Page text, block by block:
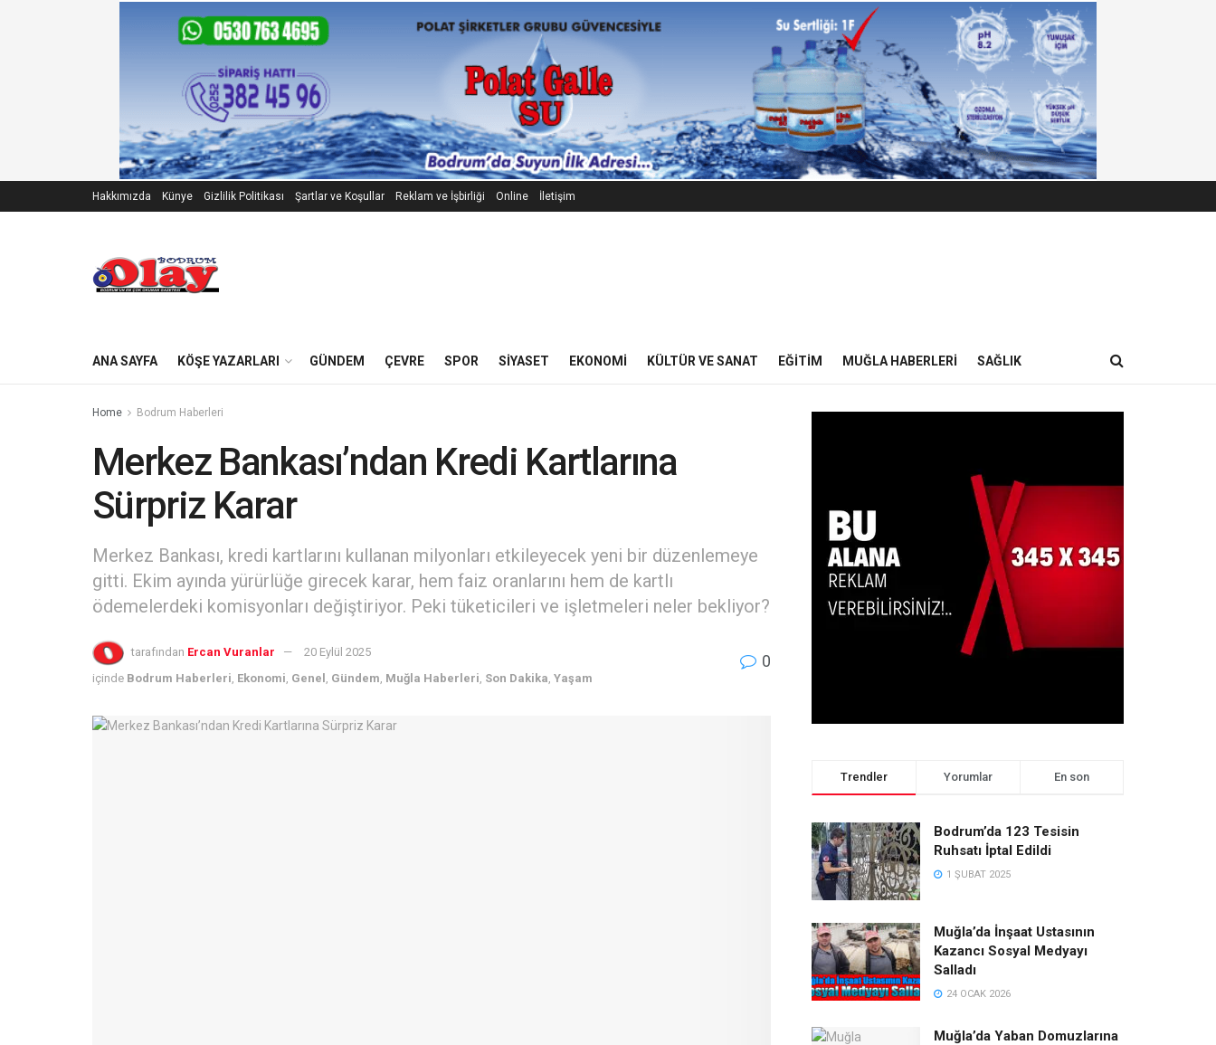
Hakkımızda Künye Gizlilik Politikası Şartlar ve Koşullar Reklam ve İşbirliği Online İletişim
ANA SAYFA KÖŞE YAZARLARI GÜNDEM ÇEVRE SPOR SIYASET EKONOMI KÜLTÜR VE SANAT EĞITIM MUĞLA HABERLERI SAĞLIK
Home Bodrum Haberleri
Merkez Bankası’ndan Kredi Kartlarına
Sürpriz Karar
Merkez Bankası, kredi kartlarını kullanan milyonları etkileyecek yeni bir düzenlemeye
gitti. Ekim ayında yürürlüğe girecek karar, hem faiz oranlarını hem de kartlı
ödemelerdeki komisyonları değiştiriyor. Peki tüketicileri ve işletmeleri neler bekliyor?
tarafından Ercan Vuranlar
20 Eylül 2025
içinde Bodrum Haberleri Ekonomi Genel Gündem Muğla Haberleri Son Dakika Yaşam
0
Trendler Yorumlar En son
Bodrum’da 123 Tesisin
Ruhsatı İptal Edildi
1 ŞUBAT 2025
Muğla’da İnşaat Ustasının
Kazancı Sosyal Medyayı
Salladı
24 OCAK 2026
Muğla’da Yaban Domuzlarına